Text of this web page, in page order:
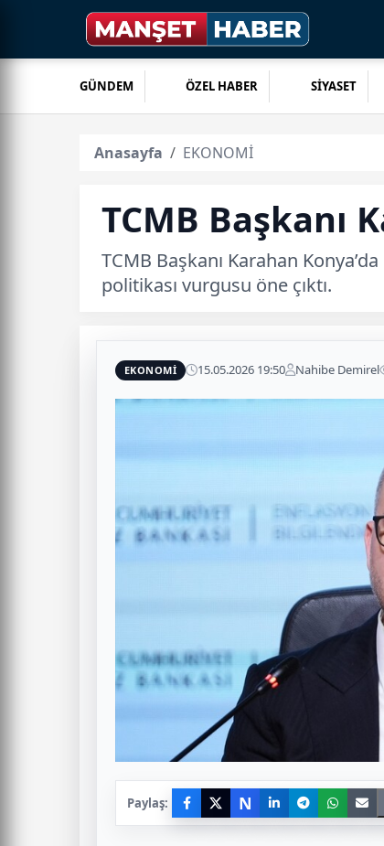
GÜNDEM ÖZEL HABER SİYASET
Anasayfa EKONOMİ
TCMB Başkanı
TCMB Başkanı Karahan
politikası vurgusu öne çıktı.
EKONOMİ 15.05.2026 19:50 Nahibe Demirel
Paylaş: N